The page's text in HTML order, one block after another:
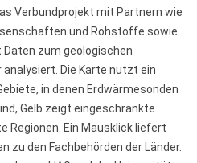
Verbundprojekt mit Partnern wie
und Rohstoffe sowie
zum geologischen
Die Karte nutzt ein
in denen Erdwärmesonden
Gelb zeigt eingeschränkte
Regionen. Ein Mausklick liefert
zu den Fachbehörden der Länder.